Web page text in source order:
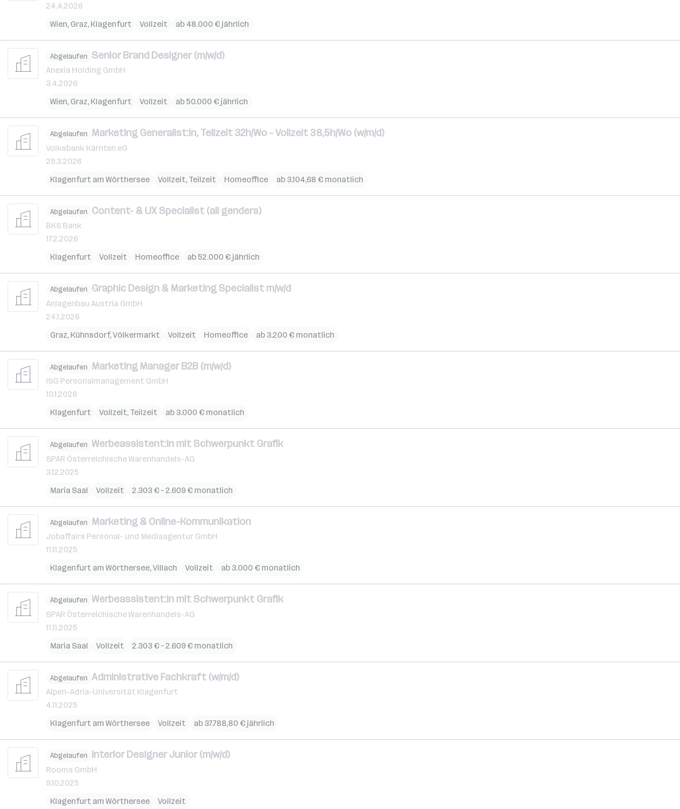
24.4.2026
Wien, Graz, Klagenfurt Vollzeit ab 48.000 € jährlich
Abgelaufen Senior Brand Designer (m/w/d)
Anexia Holding GmbH
3.4.2026
Wien, Graz, Klagenfurt Vollzeit ab 50.000 € jährlich
Abgelaufen Marketing Generalist:in, Teilzeit 32h/Wo - Vollzeit 38,5h/Wo (w/m/d)
Volksbank Kärnten eG
29.3.2026
Klagenfurt am Wörthersee
Vollzeit, Teilzeit Homeoffice ab 3.104,68 € monatlich
Abgelaufen Content- & UX Specialist (all genders)
BKS Bank
17.2.2026
Klagenfurt
Vollzeit Homeoffice ab 52.000 € jährlich
Abgelaufen Graphic Design & Marketing Specialist m/w/d
Anlagenbau Austria GmbH
24.1.2026
Graz, Kühnsdorf,Völkermarkt Vollzeit Homeoffice ab 3.200 € monatlich
Abgelaufen Marketing Manager B2B (m/w/d)
ISG Personalmanagement GmbH
10.1.2026
Klagenfurt
Vollzeit, Teilzeit ab 3.000 € monatlich
Abgelaufen Werbeassistent:in mit Schwerpunkt Grafik
SPAR Österreichische Warenhandels-AG
3.12.2025
Maria Saal
Vollzeit 2.303 € – 2.609 € monatlich
Abgelaufen Marketing & Online-Kommunikation
Jobaffairs Personal- und Mediaagentur GmbH
11.11.2025
Klagenfurt am Wörthersee,Villach Vollzeit ab 3.000 € monatlich
Abgelaufen Werbeassistent:in mit Schwerpunkt Grafik
SPAR Österreichische Warenhandels-AG
11.11.2025
Maria Saal
Vollzeit 2.303 € – 2.609 € monatlich
Abgelaufen Administrative Fachkraft (w/m/d)
Alpen-Adria-Universität Klagenfurt
4.11.2025
Klagenfurt am Wörthersee
Vollzeit ab 37.788,80 € jährlich
Abgelaufen Interior Designer Junior (m/w/d)
Rooms GmbH
9.10.2025
Klagenfurt am Wörthersee
Vollzeit